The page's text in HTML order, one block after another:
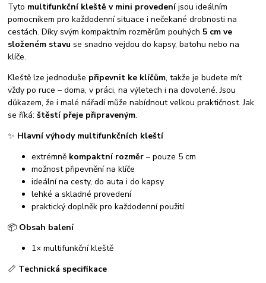
Tyto multifunkční kleště v mini provedeníjsou ideálním
pomocníkem pro každodenní situace i nečekané drobnosti na
cestách. Díky svým kompaktním rozměrům pouhých 5 cm ve
složeném stavu se snadno vejdou do kapsy, batohu nebo na
klíče.
Kleště lze jednoduše připevnit ke klíčům, takže je budete mít
vždy po ruce – doma, v práci, na výletech i na dovolené. Jsou
důkazem, že i malé nářadí může nabídnout velkou praktičnost. Jak
se říká:štěstí přeje připraveným.
✨ Hlavní výhody multifunkčních kleští
extrémně kompaktní rozměr – pouze 5 cm
možnost připevnění na klíče
ideální na cesty, do auta i do kapsy
lehké a skladné provedení
praktický doplněk pro každodenní použití
📦 Obsah balení
1× multifunkční kleště
📏 Technická specifikace